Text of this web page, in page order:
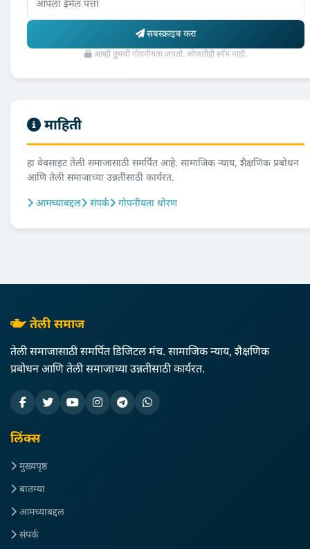
सबस्क्राइब करा
आम्ही तुमची गोपनीयता जपतो. कोणतीही स्पॅम नाही.
माहिती
हा वेबसाइट तेली समाजासाठी समर्पित आहे. सामाजिक न्याय, शैक्षणिक प्रबोधन
आणि तेली समाजाच्या उन्नतीसाठी कार्यरत.
आमच्याबद्दल
संपर्क गोपनीयता धोरण
तेली समाज
तेली समाजासाठी समर्पित डिजिटल मंच. सामाजिक न्याय, शैक्षणिक
प्रबोधन आणि तेली समाजाच्या उन्नतीसाठी कार्यरत.
लिंक्स
मुख्यपृष्ठ
बातम्या
आमच्याबद्दल
संपर्क